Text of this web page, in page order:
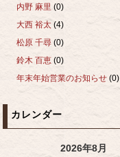
内野 麻里 (0)
大西 裕太(4)
松原 千尋(0)
鈴木 百恵(0)
年末年始営業のお知らせ(0)
カレンダー
2026年8月